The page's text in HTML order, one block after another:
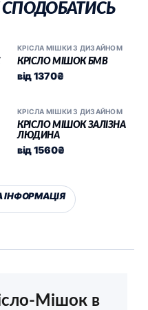
КРІСЛА МІШКИ З ДИЗАЙНОМ
КРІСЛО МІШОК БМВ
від1370₴
КРІСЛА МІШКИ З ДИЗАЙНОМ
КРІСЛО МІШОК ЗАЛІЗНА
ЛЮДИНА
від1560₴
Мішок в